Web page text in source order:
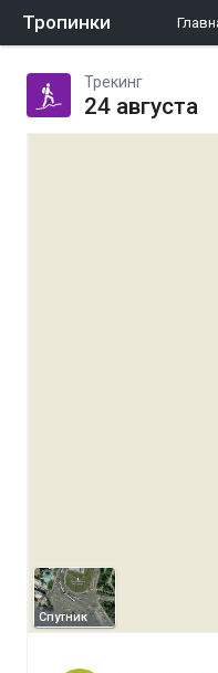
Тропинки
Трекинг
24 августа
Спутник